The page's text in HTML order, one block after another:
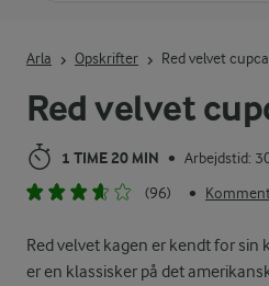
Red velvet
1 TIME 20 MIN • Arbejdstid:
(96) •
Red velvet kagen er kendt for sin
er en klassisker på det
Arla Opskrifter Red velvet